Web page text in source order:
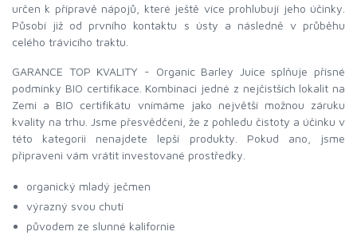
určen k přípravě nápojů, které ještě více prohlubují jeho účinky.
Působí již od prvního kontaktu s ústy a následně v průběhu
celého trávicího traktu.
GARANCE TOP KVALITY - Organic Barley Juice splňuje přísné
podmínky BIO certifikace. Kombinaci jedné z nejčistších lokalit na
Zemi a BIO certifikátu vnímáme jako největší možnou záruku
kvality na trhu. Jsme přesvědčeni, že z pohledu čistoty a účinku v
této kategorii nenajdete lepší produkty. Pokud ano, jsme
připraveni vám vrátit investované prostředky.
organický mladý ječmen
výrazný svou chutí
původem ze slunné kalifornie